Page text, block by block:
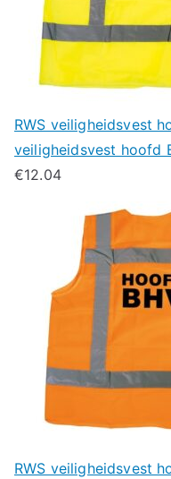
RWS veiligheidsvest
veiligheidsvest hoofd
€12.04
RWS veiligheidsvest